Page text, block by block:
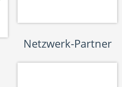
Netzwerk-Partner